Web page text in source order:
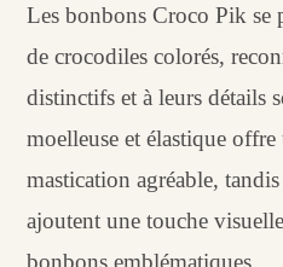
Les bonbons Croco Pik se
de crocodiles colorés,
distinctifs et à leurs détails
moelleuse et élastique
mastication agréable,
ajoutent une touche
bonbons emblématiques.